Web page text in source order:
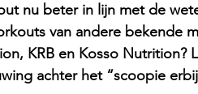
nu beter in lijn met de
van andere bekende
KRB en Kosso Nutrition?
achter het “scoopie